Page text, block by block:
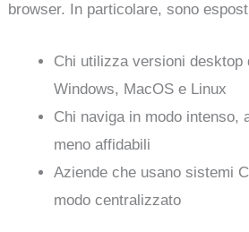
browser. In particolare, sono
Chi utilizza versioni desktop
Windows, MacOS e Linux
Chi naviga in modo intenso,
meno affidabili
Aziende che usano sistemi
modo centralizzato